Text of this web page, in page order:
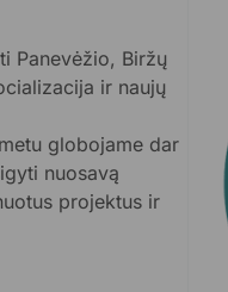
Panevėžio, Biržų
ir naujų
globojame dar
nuosavą
projektus ir